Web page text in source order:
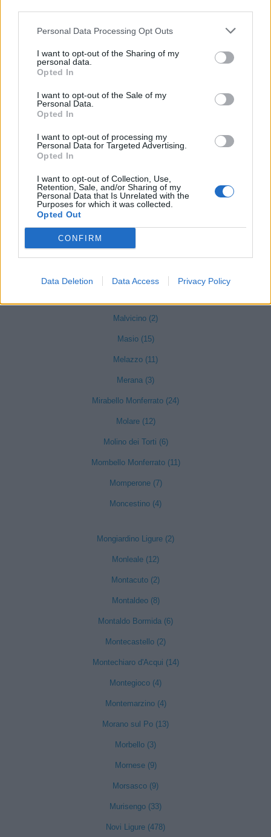
Personal Data Processing Opt Outs
I want to opt-out of the Sharing of my
personal data.
Opted In
I want to opt-out of the Sale of my
Personal Data.
Opted In
I want to opt-out of processing my
Personal Data for Targeted Advertising.
Opted In
I want to opt-out of Collection, Use,
Retention, Sale, and/or Sharing of my
Personal Data that Is Unrelated with the
Purposes for which it was collected.
Opted Out
CONFIRM
Data Deletion Data Access Privacy Policy
Frassineto Po (14)
Fresonara (3)
Frugarolo (19)
Gabiano (16)
Garbagna (3)
Giarole (7)
Gremiasco (4)
Guazzora (4)
Isola Sant'Antonio (6)
Malvicino (2)
Masio (15)
Melazzo (11)
Merana (3)
Mirabello Monferrato (24)
Molare (12)
Molino dei Torti (6)
Mombello Monferrato (11)
Momperone (7)
Moncestino (4)
Mongiardino Ligure (2)
Monleale (12)
Montacuto (2)
Montaldeo (8)
Montaldo Bormida (6)
Montecastello (2)
Montechiaro d'Acqui (14)
Montegioco (4)
Montemarzino (4)
Morano sul Po (13)
Morbello (3)
Mornese (9)
Morsasco (9)
Murisengo (33)
Novi Ligure (478)